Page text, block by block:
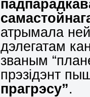
атрымала
дэлегатам
званым
прэзідэнт
прагрэсу”.